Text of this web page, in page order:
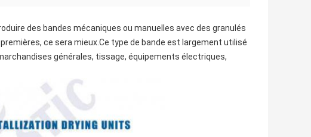
des bandes mécaniques ou manuelles avec des granulés
ce sera mieux.Ce type de bande est largement utilisé
générales, tissage, équipements électriques,